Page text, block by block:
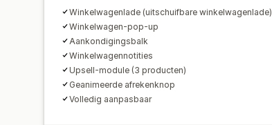
Winkelwagenlade (uitschuifbare winkelwagenlade)
Winkelwagen-pop-up
Aankondigingsbalk
Winkelwagennotities
Upsell-module (3 producten)
Geanimeerde afrekenknop
Volledig aanpasbaar